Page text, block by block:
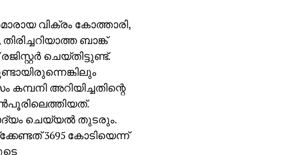
വിക്രം കോത്താരി,
ബാങ്ക്
ചെയ്തിട്ടുണ്ട്.
അറിയിച്ചതിന്റെ
ചെയ്യല്‍ തുടരും.
3695 കോടിയെന്ന്